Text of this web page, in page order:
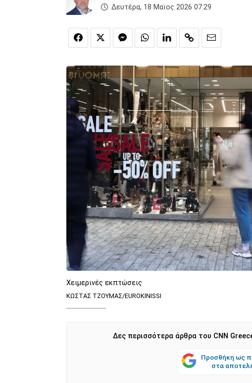
Δευτέρα, 18 Μαϊος 2026 07:29
Χειμερινές εκπτώσεις
ΚΩΣΤΑΣ ΤΖΟΥΜΑΣ/EUROKINISSI
Δες περισσότερα άρθρα του CNN
Προσθήκη ως
στα